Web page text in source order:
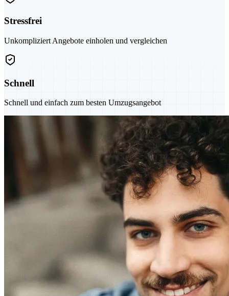
Stressfrei
Unkompliziert Angebote einholen und vergleichen
Schnell
Schnell und einfach zum besten Umzugsangebot